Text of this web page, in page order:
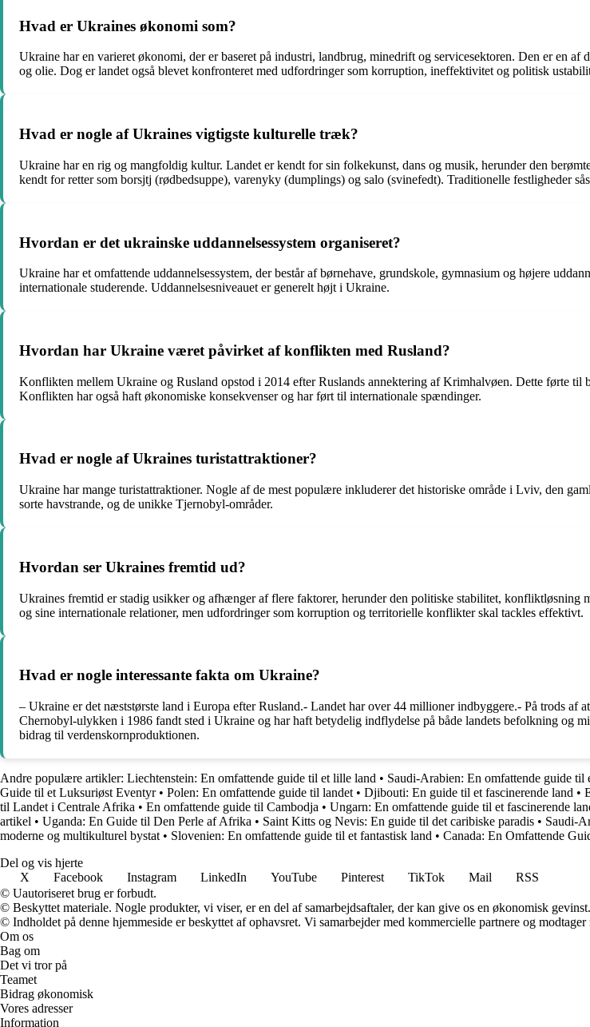
Hvad er Ukraines økonomi som?
Ukraine har en varieret økonomi, der er baseret på industri, landbrug, minedrift og servicesektoren. Den er en
og olie. Dog er landet også blevet konfronteret med udfordringer som korruption, ineffektivitet og politisk
Hvad er nogle af Ukraines vigtigste kulturelle træk?
Ukraine har en rig og mangfoldig kultur. Landet er kendt for sin folkekunst, dans og musik, herunder den
kendt for retter som borsjtj (rødbedsuppe), varenyky (dumplings) og salo (svinefedt). Traditionelle festligheder
Hvordan er det ukrainske uddannelsessystem organiseret?
Ukraine har et omfattende uddannelsessystem, der består af børnehave, grundskole, gymnasium og højere
internationale studerende. Uddannelsesniveauet er generelt højt i Ukraine.
Hvordan har Ukraine været påvirket af konflikten med Rusland?
Konflikten mellem Ukraine og Rusland opstod i 2014 efter Ruslands annektering af Krimhalvøen. Dette førte
Konflikten har også haft økonomiske konsekvenser og har ført til internationale spændinger.
Hvad er nogle af Ukraines turistattraktioner?
Ukraine har mange turistattraktioner. Nogle af de mest populære inkluderer det historiske område i Lviv, den
sorte havstrande, og de unikke Tjernobyl-områder.
Hvordan ser Ukraines fremtid ud?
Ukraines fremtid er stadig usikker og afhænger af flere faktorer, herunder den politiske stabilitet, konfliktløsning
og sine internationale relationer, men udfordringer som korruption og territorielle konflikter skal tackles effektivt.
Hvad er nogle interessante fakta om Ukraine?
– Ukraine er det næststørste land i Europa efter Rusland.- Landet har over 44 millioner indbyggere.- På trods
Chernobyl-ulykken i 1986 fandt sted i Ukraine og har haft betydelig indflydelse på både landets befolkning og
bidrag til verdenskornproduktionen.
Andre populære artikler: Liechtenstein: En omfattende guide til et lille land • Saudi-Arabien: En omfattende guide til
Guide til et Luksuriøst Eventyr• Polen: En omfattende guide til landet • Djibouti: En guide til et fascinerende land •
til Landet i Centrale Afrika • En omfattende guide til Cambodja • Ungarn: En omfattende guide til et fascinerende
artikel • Uganda: En Guide til Den Perle af Afrika • Saint Kitts og Nevis: En guide til det caribiske paradis • Saudi-
moderne og multikulturel bystat • Slovenien: En omfattende guide til et fantastisk land • Canada: En Omfattende
Del og vis hjerte
X
Facebook Instagram LinkedIn YouTube Pinterest TikTok Mail
RSS
© Uautoriseret brug er forbudt.
© Beskyttet materiale. Nogle produkter, vi viser, er en del af samarbejdsaftaler, der kan give os en økonomisk gevinst.
© Indholdet på denne hjemmeside er beskyttet af ophavsret. Vi samarbejder med kommercielle partnere og
Om os
Bag om
Det vi tror på
Teamet
Bidrag økonomisk
Vores adresser
Information